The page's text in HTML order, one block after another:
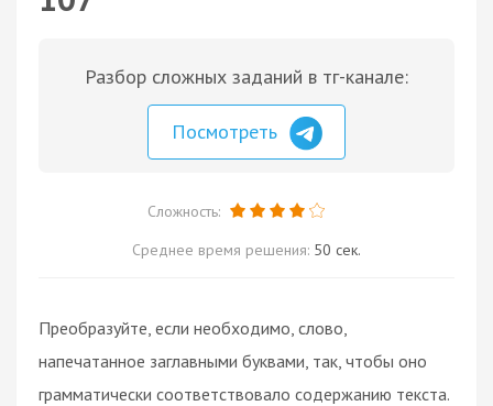
Разбор сложных заданий в тг-канале:
Посмотреть
Сложность:
Среднее время решения: 50 сек.
Преобразуйте, если необходимо, слово,
напечатанное заглавными буквами, так, чтобы оно
грамматически соответствовало содержанию текста.